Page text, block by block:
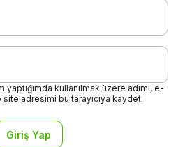
kullanılmak üzere adımı, e-
adresimi bu tarayıcıya kaydet.
Giriş Yap